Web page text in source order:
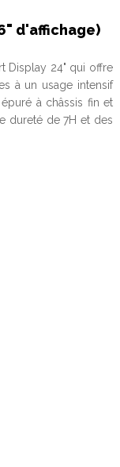
d'affichage)
Display 24" qui offre
à un usage intensif
à châssis fin et
dureté de 7H et des